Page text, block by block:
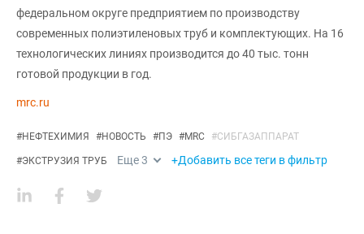
федеральном округе предприятием по производству
современных полиэтиленовых труб и комплектующих. На 16
технологических линиях производится до 40 тыс. тонн
готовой продукции в год.
mrc.ru
#НЕФТЕХИМИЯ #НОВОСТЬ #ПЭ #MRC #СИБГАЗАППАРАТ
#ЭКСТРУЗИЯ ТРУБ Еще3 +Добавить все теги в фильтр